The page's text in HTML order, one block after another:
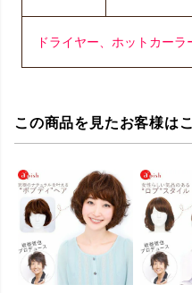
ドライヤー、ホットカー
この商品を見たお客様は